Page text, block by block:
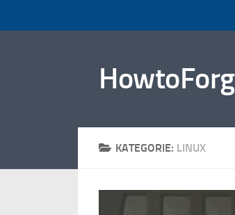
KATEGORIE: LINUX